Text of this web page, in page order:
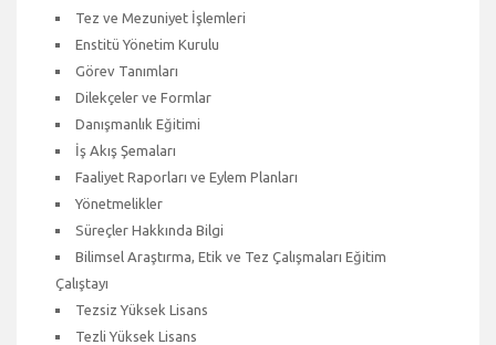
Tez ve Mezuniyet İşlemleri
Enstitü Yönetim Kurulu
Görev Tanımları
Dilekçeler ve Formlar
Danışmanlık Eğitimi
İş Akış Şemaları
Faaliyet Raporları ve Eylem Planları
Yönetmelikler
Süreçler Hakkında Bilgi
Bilimsel Araştırma, Etik ve Tez Çalışmaları Eğitim
Çalıştayı
Tezsiz Yüksek Lisans
Tezli Yüksek Lisans